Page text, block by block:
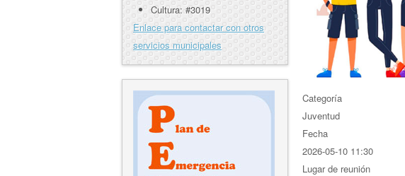
Cultura: #3019
Enlace para contactar con otros
servicios municipales
Categoría
Juventud
Fecha
2026-05-10 11:30
Lugar de reunión